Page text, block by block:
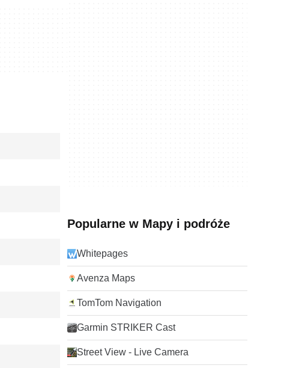
Popularne w Mapy i podróże
Whitepages
Avenza Maps
TomTom Navigation
Garmin STRIKER Cast
Street View - Live Camera